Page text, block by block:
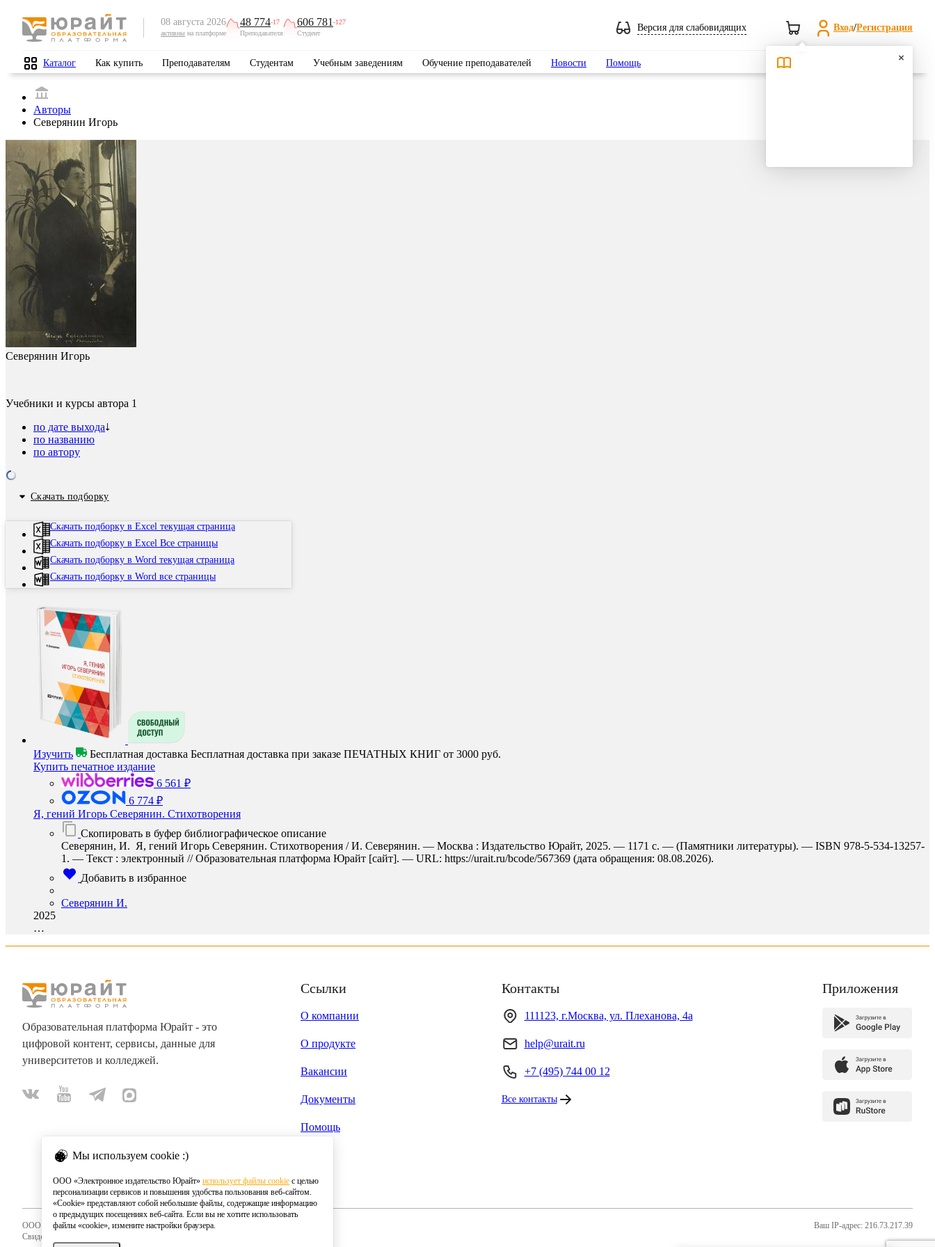
08 августа 2026
активны на платформе
48 774-17
Преподавателя
606 781 -127
Студент
Версия для слабовидящих Вход/Регистрация
Каталог Как купить Преподавателям Студентам Учебным заведениям Обучение преподавателей Новости Помощь Поиск
Авторы
Северянин Игорь
Северянин Игорь
Учебники и курсы автора 1
по дате выхода
по названию
по автору
Скачать подборку
Скачать подборку в Excel текущая страница
Скачать подборку в Excel Все страницы
Скачать подборку в Word текущая страница
Скачать подборку в Word все страницы
Изучить Бесплатная доставка Бесплатная доставка при заказе ПЕЧАТНЫХ КНИГ от 3000 руб.
Купить печатное издание
6 561 ₽
6 774 ₽
Я, гений Игорь Северянин. Стихотворения
Скопировать в буфер библиографическое описание
Северянин, И. Я, гений Игорь Северянин. Стихотворения / И. Северянин. — Москва : Издательство Юрайт, 2025. — 1171 с. — (Памятники литературы). — ISBN 978-5-534-13257-
1. — Текст : электронный // Образовательная платформа Юрайт [сайт]. — URL: https://urait.ru/bcode/567369 (дата обращения: 08.08.2026).
Добавить в избранное
Северянин И.
2025
…
Мы используем cookie :)
ООО «Электронное издательство Юрайт» использует файлы cookie с целью
персонализации сервисов и повышения удобства пользования веб-сайтом.
«Cookie» представляют собой небольшие файлы, содержащие информацию
о предыдущих посещениях веб-сайта. Если вы не хотите использовать
файлы «cookie», измените настройки браузера.
Образовательная платформа Юрайт - это
цифровой контент, сервисы, данные для
университетов и колледжей.
Ссылки
О компании
О продукте
Вакансии
Документы
Помощь
Контакты
111123, г.Москва, ул. Плеханова, 4а
help@urait.ru
+7 (495) 744 00 12
Все контакты
Приложения
ООО «Электронное издательство Юрайт»
Свидетельство о регистрации СМИ 2020
Ваш IP-адрес: 216.73.217.39